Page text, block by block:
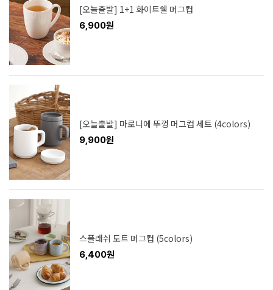
[오늘출발] 1+1 화이트쉘 머그컵
6,900원
[오늘출발] 마로니에 뚜껑 머그컵 세트 (4colors)
9,900원
스플래쉬 도트 머그컵 (5colors)
6,400원